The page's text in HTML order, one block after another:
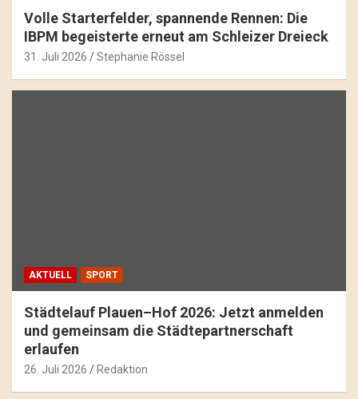
Volle Starterfelder, spannende Rennen: Die
IBPM begeisterte erneut am Schleizer Dreieck
31. Juli 2026 Stephanie Rössel
AKTUELL SPORT
Städtelauf Plauen–Hof 2026: Jetzt anmelden
und gemeinsam die Städtepartnerschaft
erlaufen
26. Juli 2026 Redaktion